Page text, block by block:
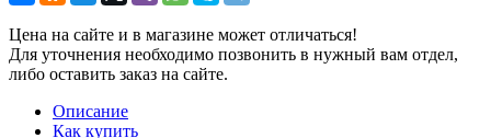
Цена на сайте и в магазине может отличаться!
Для уточнения необходимо позвонить в нужный вам отдел,
либо оставить заказ на сайте.
Описание
Как купить